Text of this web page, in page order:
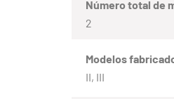
Número total de
2
Modelos
II, III